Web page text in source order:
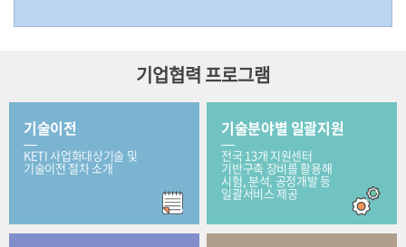
기업협력 프로그램
기술이전
KETI 사업화대상기술 및
기술이전 절차 소개
기술분야별 일괄지원
전국 13개 지원센터
기반구축 장비를 활용해
시험, 분석, 공정개발 등
일괄서비스 제공